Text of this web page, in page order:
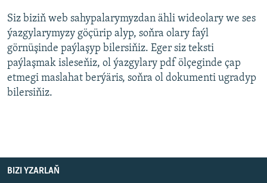
Siz biziň web sahypalarymyzdan ähli wideolary we ses
ýazgylarymyzy göçürip alyp, soňra olary faýl
görnüşinde paýlaşyp bilersiňiz. Eger siz teksti
paýlaşmak isleseňiz, ol ýazgylary pdf ölçeginde çap
etmegi maslahat berýäris, soňra ol dokumenti ugradyp
bilersiňiz.
BIZI YZARLAŇ